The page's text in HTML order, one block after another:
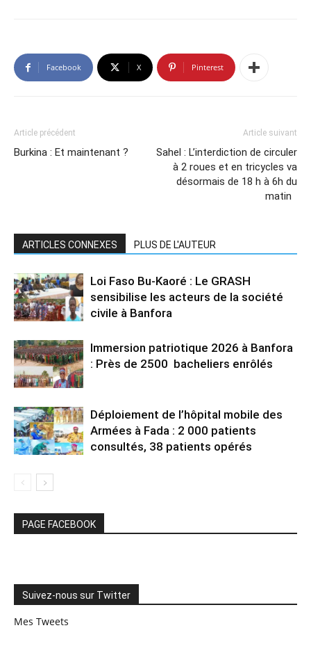
Facebook X Pinterest
Article précédent
Burkina : Et maintenant ?
Article suivant
Sahel : L’interdiction de circuler
à 2 roues et en tricycles va
désormais de 18 h à 6h du
matin
ARTICLES CONNEXES PLUS DE L'AUTEUR
Loi Faso Bu-Kaoré : Le GRASH
sensibilise les acteurs de la société
civile à Banfora
Immersion patriotique 2026 à Banfora
: Près de 2500 bacheliers enrôlés
Déploiement de l’hôpital mobile des
Armées à Fada : 2 000 patients
consultés, 38 patients opérés
PAGE FACEBOOK
Suivez-nous sur Twitter
Mes Tweets